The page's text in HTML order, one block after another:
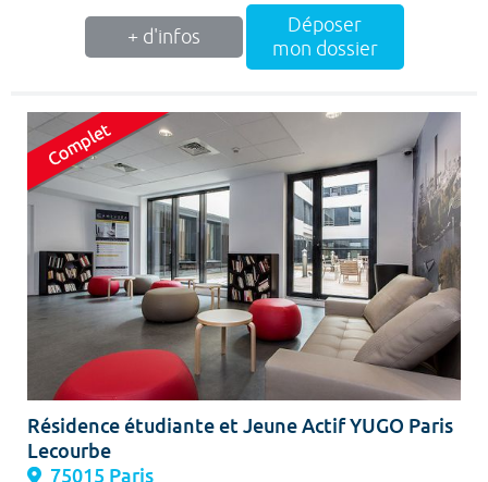
+ d'infos
Déposer
mon dossier
Résidence étudiante et Jeune Actif YUGO Paris
Lecourbe
75015 Paris